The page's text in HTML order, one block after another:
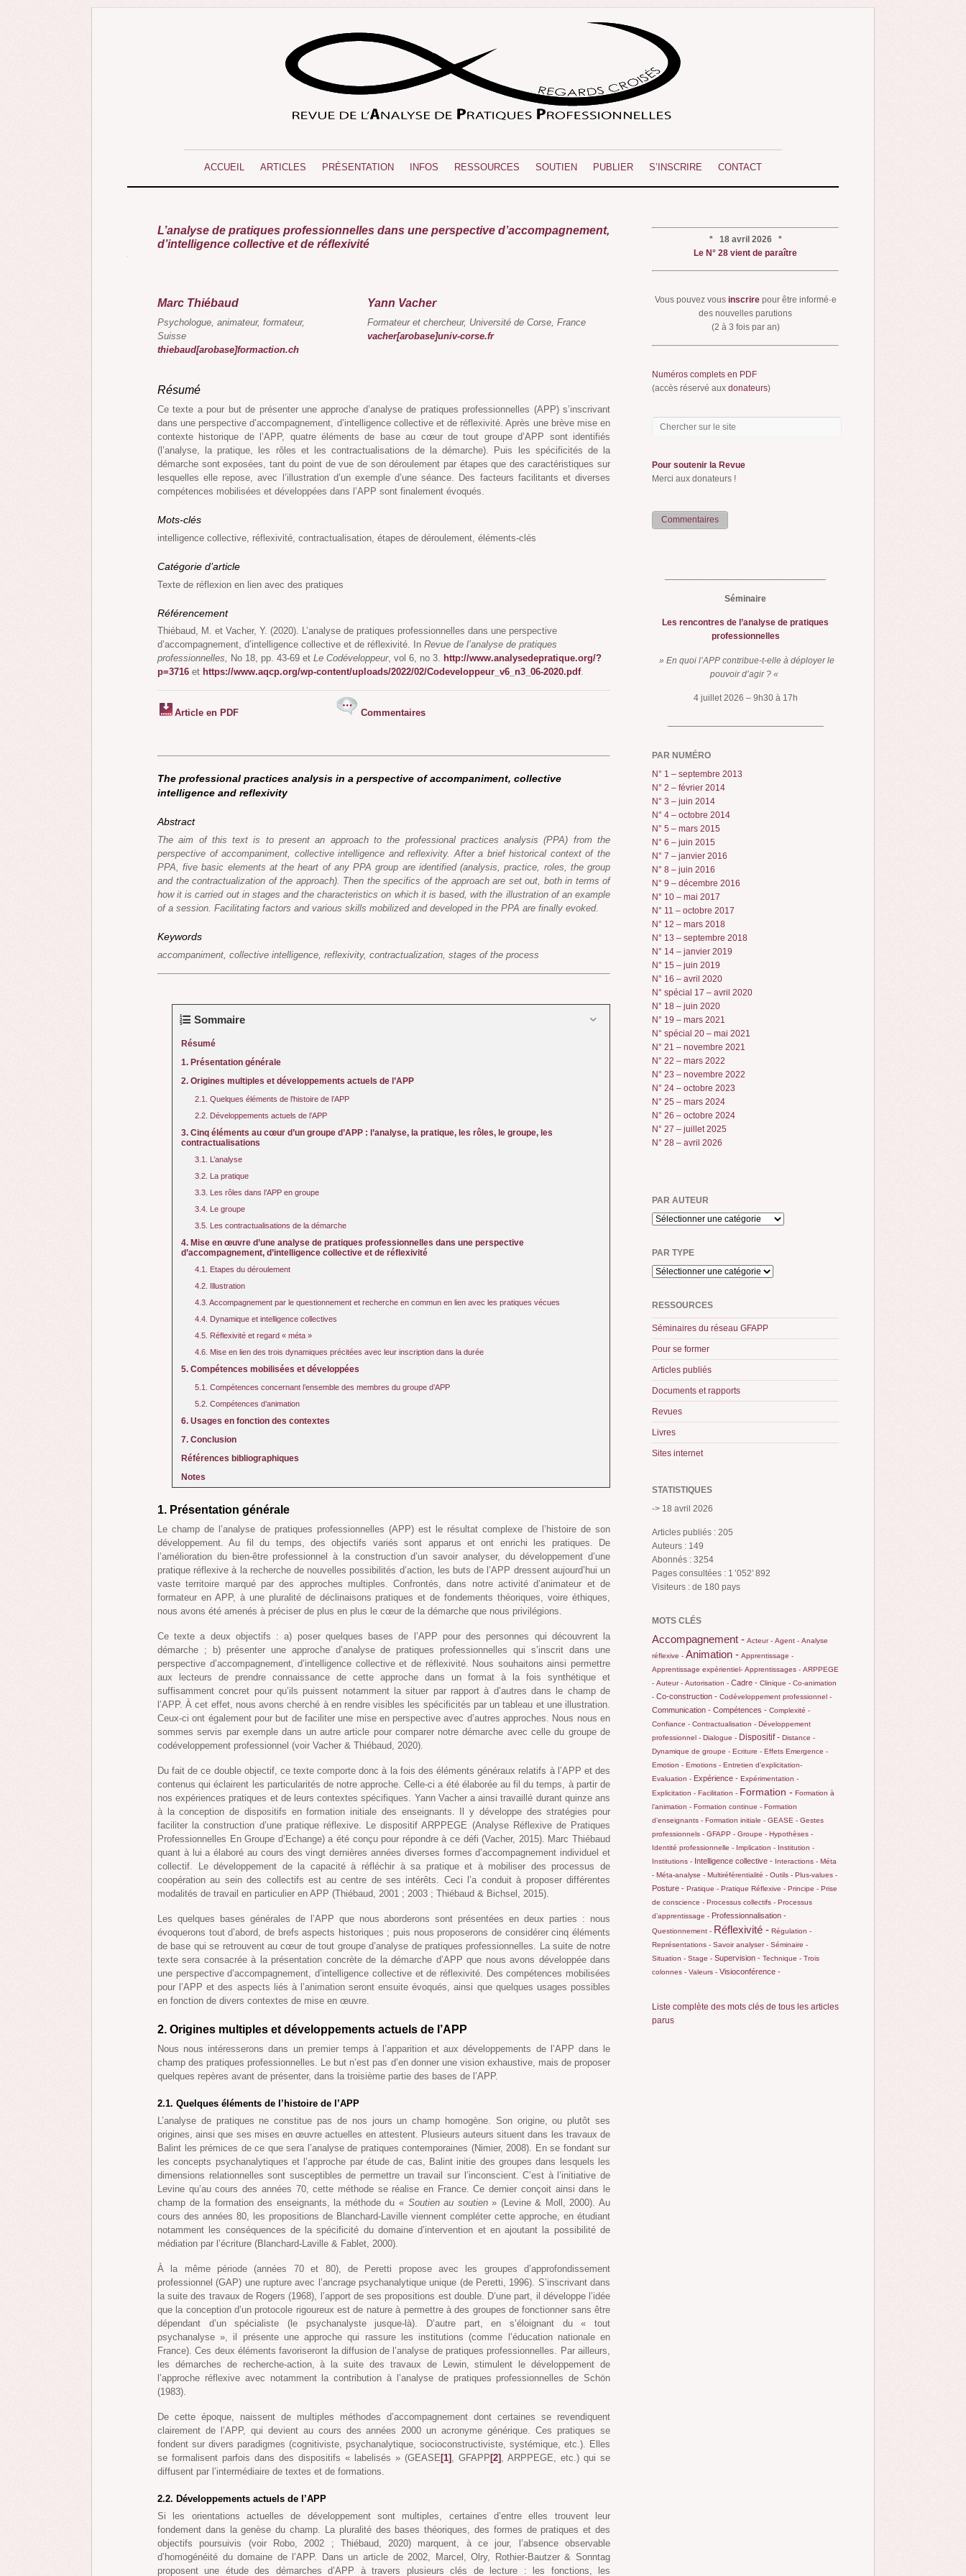
ACCUEIL ARTICLES PRÉSENTATION INFOS RESSOURCES SOUTIEN PUBLIER S’INSCRIRE CONTACT
L’analyse de pratiques professionnelles dans une perspective d’accompagnement,
d’intelligence collective et de réflexivité
Marc Thiébaud
Psychologue, animateur, formateur,
Suisse
thiebaud[arobase]formaction.ch
Yann Vacher
Formateur et chercheur, Université de Corse, France
vacher[arobase]univ-corse.fr
Résumé
Ce texte a pour but de présenter une approche d’analyse de pratiques professionnelles (APP) s’inscrivant
dans une perspective d’accompagnement, d’intelligence collective et de réflexivité. Après une brève mise en
contexte historique de l’APP, quatre éléments de base au cœur de tout groupe d’APP sont identifiés
(l’analyse, la pratique, les rôles et les contractualisations de la démarche). Puis les spécificités de la
démarche sont exposées, tant du point de vue de son déroulement par étapes que des caractéristiques sur
lesquelles elle repose, avec l’illustration d’un exemple d’une séance. Des facteurs facilitants et diverses
compétences mobilisées et développées dans l’APP sont finalement évoqués.
Mots-clés
intelligence collective, réflexivité, contractualisation, étapes de déroulement, éléments-clés
Catégorie d’article
Texte de réflexion en lien avec des pratiques
Référencement
Thiébaud, M. et Vacher, Y. (2020). L’analyse de pratiques professionnelles dans une perspective
d’accompagnement, d’intelligence collective et de réflexivité. In Revue de l’analyse de pratiques
professionnelles, No 18, pp. 43-69 et Le Codéveloppeur, vol 6, no 3. http://www.analysedepratique.org/?
p=3716 et https://www.aqcp.org/wp-content/uploads/2022/02/Codeveloppeur_v6_n3_06-2020.pdf.
Article en PDF Commentaires
The professional practices analysis in a perspective of accompaniment, collective
intelligence and reflexivity
Abstract
The aim of this text is to present an approach to the professional practices analysis (PPA) from the
perspective of accompaniment, collective intelligence and reflexivity. After a brief historical context of the
PPA, five basic elements at the heart of any PPA group are identified (analysis, practice, roles, the group
and the contractualization of the approach). Then the specifics of the approach are set out, both in terms of
how it is carried out in stages and the characteristics on which it is based, with the illustration of an example
of a session. Facilitating factors and various skills mobilized and developed in the PPA are finally evoked.
Keywords
accompaniment, collective intelligence, reflexivity, contractualization, stages of the process
Sommaire
Résumé
1. Présentation générale
2. Origines multiples et développements actuels de l’APP
2.1. Quelques éléments de l’histoire de l’APP
2.2. Développements actuels de l’APP
3. Cinq éléments au cœur d’un groupe d’APP : l’analyse, la pratique, les rôles, le groupe, les
contractualisations
3.1. L’analyse
3.2. La pratique
3.3. Les rôles dans l’APP en groupe
3.4. Le groupe
3.5. Les contractualisations de la démarche
4. Mise en œuvre d’une analyse de pratiques professionnelles dans une perspective
d’accompagnement, d’intelligence collective et de réflexivité
4.1. Etapes du déroulement
4.2. Illustration
4.3. Accompagnement par le questionnement et recherche en commun en lien avec les pratiques vécues
4.4. Dynamique et intelligence collectives
4.5. Réflexivité et regard « méta »
4.6. Mise en lien des trois dynamiques précitées avec leur inscription dans la durée
5. Compétences mobilisées et développées
5.1. Compétences concernant l’ensemble des membres du groupe d’APP
5.2. Compétences d’animation
6. Usages en fonction des contextes
7. Conclusion
Références bibliographiques
Notes
1. Présentation générale
Le champ de l’analyse de pratiques professionnelles (APP) est le résultat complexe de l’histoire de son
développement. Au fil du temps, des objectifs variés sont apparus et ont enrichi les pratiques. De
l’amélioration du bien-être professionnel à la construction d’un savoir analyser, du développement d’une
pratique réflexive à la recherche de nouvelles possibilités d’action, les buts de l’APP dressent aujourd’hui un
vaste territoire marqué par des approches multiples. Confrontés, dans notre activité d’animateur et de
formateur en APP, à une pluralité de déclinaisons pratiques et de fondements théoriques, voire éthiques,
nous avons été amenés à préciser de plus en plus le cœur de la démarche que nous privilégions.
Ce texte a deux objectifs : a) poser quelques bases de l’APP pour des personnes qui découvrent la
démarche ; b) présenter une approche d’analyse de pratiques professionnelles qui s’inscrit dans une
perspective d’accompagnement, d’intelligence collective et de réflexivité. Nous souhaitons ainsi permettre
aux lecteurs de prendre connaissance de cette approche dans un format à la fois synthétique et
suffisamment concret pour qu’ils puissent notamment la situer par rapport à d’autres dans le champ de
l’APP. À cet effet, nous avons cherché à en rendre visibles les spécificités par un tableau et une illustration.
Ceux-ci ont également pour but de faciliter une mise en perspective avec d’autres approches. Nous nous en
sommes servis par exemple dans un autre article pour comparer notre démarche avec celle du groupe de
codéveloppement professionnel (voir Vacher & Thiébaud, 2020).
Du fait de ce double objectif, ce texte comporte donc à la fois des éléments généraux relatifs à l’APP et des
contenus qui éclairent les particularités de notre approche. Celle-ci a été élaborée au fil du temps, à partir de
nos expériences pratiques et de leurs contextes spécifiques. Yann Vacher a ainsi travaillé durant quinze ans
à la conception de dispositifs en formation initiale des enseignants. Il y développe des stratégies pour
faciliter la construction d’une pratique réflexive. Le dispositif ARPPEGE (Analyse Réflexive de Pratiques
Professionnelles En Groupe d’Echange) a été conçu pour répondre à ce défi (Vacher, 2015). Marc Thiébaud
quant à lui a élaboré au cours des vingt dernières années diverses formes d’accompagnement individuel et
collectif. Le développement de la capacité à réfléchir à sa pratique et à mobiliser des processus de
coopération au sein des collectifs est au centre de ses intérêts. Ceci l’a conduit à proposer différentes
modalités de travail en particulier en APP (Thiébaud, 2001 ; 2003 ; Thiébaud & Bichsel, 2015).
Les quelques bases générales de l’APP que nous aborderons sont présentées en deux parties : nous
évoquerons tout d’abord, de brefs aspects historiques ; puis nous proposerons de considérer cinq éléments
de base qui se retrouvent au cœur de tout groupe d’analyse de pratiques professionnelles. La suite de notre
texte sera consacrée à la présentation concrète de la démarche d’APP que nous avons développée dans
une perspective d’accompagnement, d’intelligence collective et de réflexivité. Des compétences mobilisées
pour l’APP et des aspects liés à l’animation seront ensuite évoqués, ainsi que quelques usages possibles
en fonction de divers contextes de mise en œuvre.
2. Origines multiples et développements actuels de l’APP
Nous nous intéresserons dans un premier temps à l’apparition et aux développements de l’APP dans le
champ des pratiques professionnelles. Le but n’est pas d’en donner une vision exhaustive, mais de proposer
quelques repères avant de présenter, dans la troisième partie des bases de l’APP.
2.1. Quelques éléments de l’histoire de l’APP
L’analyse de pratiques ne constitue pas de nos jours un champ homogène. Son origine, ou plutôt ses
origines, ainsi que ses mises en œuvre actuelles en attestent. Plusieurs auteurs situent dans les travaux de
Balint les prémices de ce que sera l’analyse de pratiques contemporaines (Nimier, 2008). En se fondant sur
les concepts psychanalytiques et l’approche par étude de cas, Balint initie des groupes dans lesquels les
dimensions relationnelles sont susceptibles de permettre un travail sur l’inconscient. C’est à l’initiative de
Levine qu’au cours des années 70, cette méthode se réalise en France. Ce dernier conçoit ainsi dans le
champ de la formation des enseignants, la méthode du « Soutien au soutien» (Levine & Moll, 2000). Au
cours des années 80, les propositions de Blanchard-Laville viennent compléter cette approche, en étudiant
notamment les conséquences de la spécificité du domaine d’intervention et en ajoutant la possibilité de
médiation par l’écriture (Blanchard-Laville & Fablet, 2000).
À la même période (années 70 et 80), de Peretti propose avec les groupes d’approfondissement
professionnel (GAP) une rupture avec l’ancrage psychanalytique unique (de Peretti, 1996). S’inscrivant dans
la suite des travaux de Rogers (1968), l’apport de ses propositions est double. D’une part, il développe l’idée
que la conception d’un protocole rigoureux est de nature à permettre à des groupes de fonctionner sans être
dépendant d’un spécialiste (le psychanalyste jusque-là). D’autre part, en s’éloignant du « tout
psychanalyse », il présente une approche qui rassure les institutions (comme l’éducation nationale en
France). Ces deux éléments favoriseront la diffusion de l’analyse de pratiques professionnelles. Par ailleurs,
les démarches de recherche-action, à la suite des travaux de Lewin, stimulent le développement de
l’approche réflexive avec notamment la contribution à l’analyse de pratiques professionnelles de Schön
(1983).
De cette époque, naissent de multiples méthodes d’accompagnement dont certaines se revendiquent
clairement de l’APP, qui devient au cours des années 2000 un acronyme générique. Ces pratiques se
fondent sur divers paradigmes (cognitiviste, psychanalytique, socioconstructiviste, systémique, etc.). Elles
se formalisent parfois dans des dispositifs « labelisés » (GEASE[1] , GFAPP[2] , ARPPEGE, etc.) qui se
diffusent par l’intermédiaire de textes et de formations.
2.2. Développements actuels de l’APP
Si les orientations actuelles de développement sont multiples, certaines d’entre elles trouvent leur
fondement dans la genèse du champ. La pluralité des bases théoriques, des formes de pratiques et des
objectifs poursuivis (voir Robo, 2002 ; Thiébaud, 2020) marquent, à ce jour, l’absence observable
d’homogénéité du domaine de l’APP. Dans un article de 2002, Marcel, Olry, Rothier-Bautzer & Sonntag
proposent une étude des démarches d’APP à travers plusieurs clés de lecture : les fonctions, les
* 18 avril 2026 *
Le N° 28 vient de paraître
Vous pouvez vous inscrire pour être informé·e
des nouvelles parutions
(2 à 3 fois par an)
Numéros complets en PDF
(accès réservé aux donateurs)
Pour soutenir la Revue
Merci aux donateurs !
Commentaires
Séminaire
Les rencontres de l’analyse de pratiques
professionnelles
» En quoi l’APP contribue-t-elle à déployer le
pouvoir d’agir ? «
4 juillet 2026 – 9h30 à 17h
PAR NUMÉRO
N° 1 – septembre 2013
N° 2 – février 2014
N° 3 – juin 2014
N° 4 – octobre 2014
N° 5 – mars 2015
N° 6 – juin 2015
N° 7 – janvier 2016
N° 8 – juin 2016
N° 9 – décembre 2016
N° 10 – mai 2017
N° 11 – octobre 2017
N° 12 – mars 2018
N° 13 – septembre 2018
N° 14 – janvier 2019
N° 15 – juin 2019
N° 16 – avril 2020
N° spécial 17 – avril 2020
N° 18 – juin 2020
N° 19 – mars 2021
N° spécial 20 – mai 2021
N° 21 – novembre 2021
N° 22 – mars 2022
N° 23 – novembre 2022
N° 24 – octobre 2023
N° 25 – mars 2024
N° 26 – octobre 2024
N° 27 – juillet 2025
N° 28 – avril 2026
PAR AUTEUR
PAR TYPE
RESSOURCES
Séminaires du réseau GFAPP
Pour se former
Articles publiés
Documents et rapports
Revues
Livres
Sites internet
STATISTIQUES
-> 18 avril 2026
Articles publiés : 205
Auteurs : 149
Abonnés : 3254
Pages consultées : 1 ’052’ 892
Visiteurs : de 180 pays
MOTS CLÉS
Accompagnement - Acteur - Agent - Analyse
réflexive - Animation - Apprentissage -
Apprentissage expérientiel- Apprentissages - ARPPEGE
- Auteur - Autorisation - Cadre - Clinique - Co-animation
- Co-construction - Codéveloppement professionnel -
Communication - Compétences - Complexité -
Confiance - Contractualisation - Développement
professionnel - Dialogue - Dispositif - Distance -
Dynamique de groupe - Ecriture - Effets Emergence -
Emotion - Emotions - Entretien d’explicitation-
Evaluation - Expérience - Expérimentation -
Explicitation - Facilitation - Formation - Formation à
l’animation - Formation continue - Formation
d’enseignants - Formation initiale - GEASE - Gestes
professionnels - GFAPP - Groupe - Hypothèses -
Identité professionnelle - Implication - Institution -
Institutions - Intelligence collective - Interactions - Méta
- Méta-analyse - Multiréférentialité - Outils - Plus-values -
Posture - Pratique - Pratique Réflexive - Principe - Prise
de conscience - Processus collectifs - Processus
d’apprentissage - Professionnalisation -
Questionnement - Réflexivité - Régulation -
Représentations - Savoir analyser - Séminaire -
Situation - Stage - Supervision - Technique - Trois
colonnes - Valeurs - Visioconférence -
Liste complète des mots clés de tous les articles
parus